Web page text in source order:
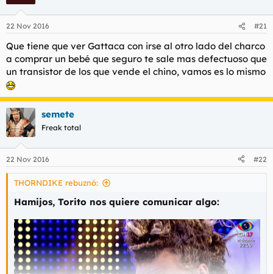
22 Nov 2016 #21
Que tiene que ver Gattaca con irse al otro lado del charco
a comprar un bebé que seguro te sale mas defectuoso que
un transistor de los que vende el chino, vamos es lo mismo
semete
Freak total
22 Nov 2016 #22
THORNDIKE rebuznó:
Hamijos, Torito nos quiere comunicar algo: